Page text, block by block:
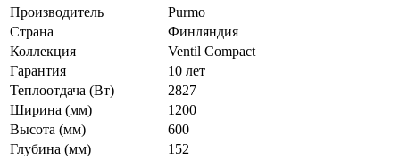
Производитель
Purmo
Страна
Финляндия
Коллекция
Ventil Compact
Гарантия
10 лет
Теплоотдача (Вт)
2827
Ширина (мм)
1200
Высота (мм)
600
Глубина (мм)
152